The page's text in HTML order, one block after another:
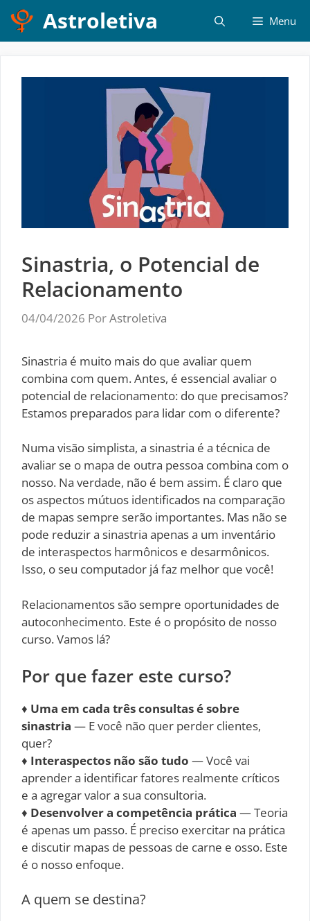
Pular
para
o
Astroletiva Menu
Sinastria, o Potencial de
Relacionamento
04/04/2026 PorAstroletiva
Sinastria é muito mais do que avaliar quem
combina com quem. Antes, é essencial avaliar o
potencial de relacionamento: do que precisamos?
Estamos preparados para lidar com o diferente?
Numa visão simplista, a sinastria é a técnica de
avaliar se o mapa de outra pessoa combina com o
nosso. Na verdade, não é bem assim. É claro que
os aspectos mútuos identificados na comparação
de mapas sempre serão importantes. Mas não se
pode reduzir a sinastria apenas a um inventário
de interaspectos harmônicos e desarmônicos.
Isso, o seu computador já faz melhor que você!
Relacionamentos são sempre oportunidades de
autoconhecimento. Este é o propósito de nosso
curso. Vamos lá?
Por que fazer este curso?
♦ Uma em cada três consultas é sobre
sinastria — E você não quer perder clientes,
quer?
♦ Interaspectos não são tudo — Você vai
aprender a identificar fatores realmente críticos
e a agregar valor a sua consultoria.
♦ Desenvolver a competência prática — Teoria
é apenas um passo. É preciso exercitar na prática
e discutir mapas de pessoas de carne e osso. Este
é o nosso enfoque.
A quem se destina?